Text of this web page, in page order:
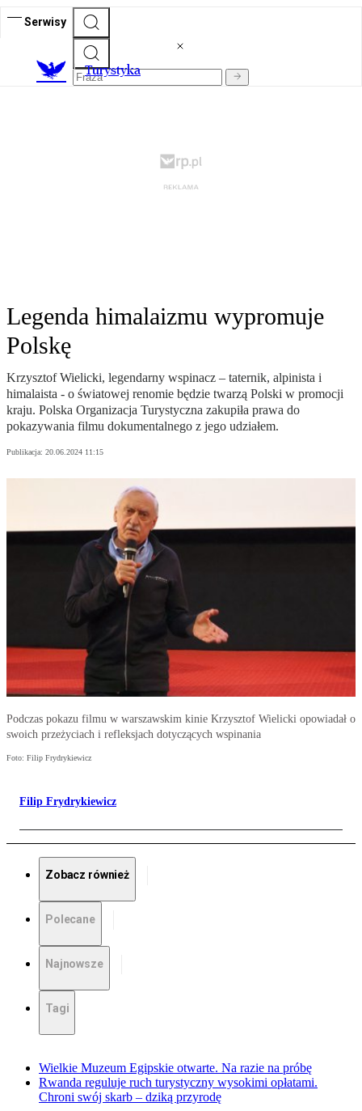
Serwisy
Turystyka
Legenda himalaizmu wypromuje
Polskę
Krzysztof Wielicki, legendarny wspinacz – taternik, alpinista i
himalaista - o światowej renomie będzie twarzą Polski w promocji
kraju. Polska Organizacja Turystyczna zakupiła prawa do
pokazywania filmu dokumentalnego z jego udziałem.
Publikacja: 20.06.2024 11:15
Podczas pokazu filmu w warszawskim kinie Krzysztof Wielicki opowiadał o
swoich przeżyciach i refleksjach dotyczących wspinania
Foto: Filip Frydrykiewicz
Filip Frydrykiewicz
Zobacz również
Polecane
Najnowsze
Tagi
Wielkie Muzeum Egipskie otwarte. Na razie na próbę
Rwanda reguluje ruch turystyczny wysokimi opłatami.
Chroni swój skarb – dziką przyrodę